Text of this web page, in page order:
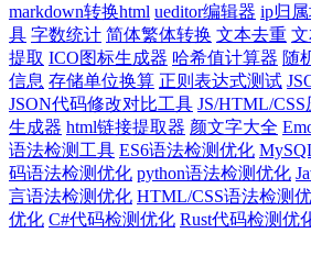
markdown转换html ueditor编辑器 ip归
具 字数统计 简体繁体转换 文本去重
提取 ICO图标生成器 哈希值计算器 随
信息 存储单位换算 正则表达式测试
JSON代码修改对比工具 JS/HTML/
生成器 html链接提取器 颜文字大全
语法检测工具 ES6语法检测优化
码语法检测优化 python语法检测优化
言语法检测优化 HTML/CSS语法检测
优化 C#代码检测优化 Rust代码检测优